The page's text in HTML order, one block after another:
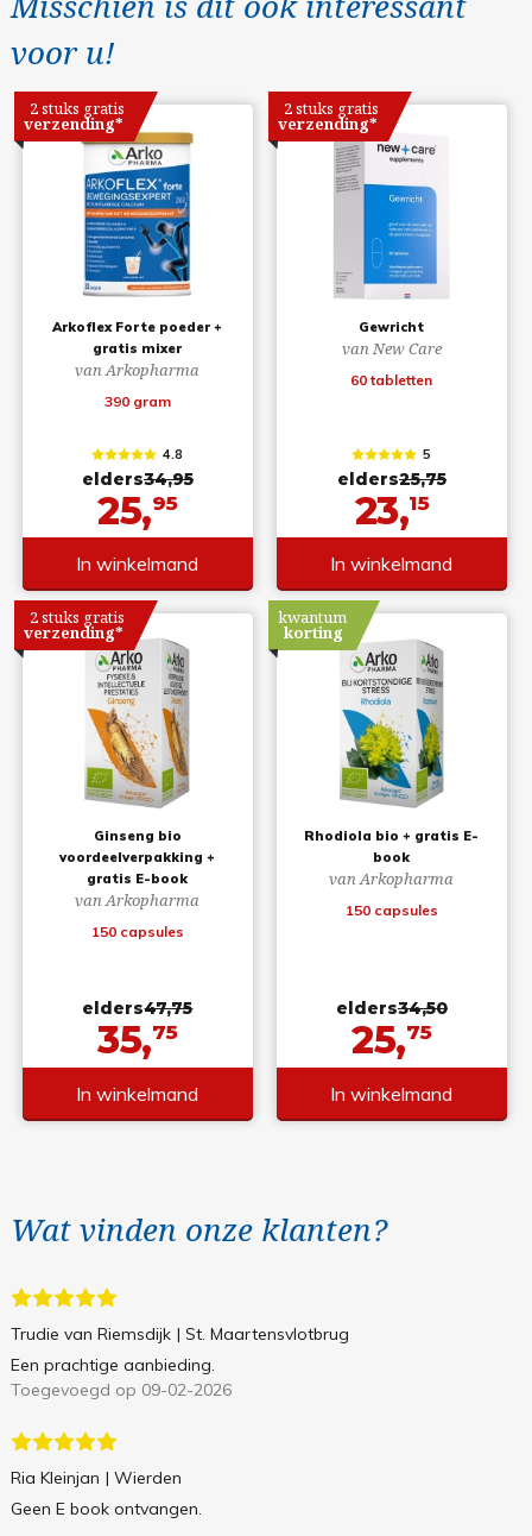
voor u!
Arkoflex Forte poeder +
gratis mixer
van Arkopharma
390 gram
2 stuks gratis
verzending*
4.8
elders34,95
25,95
In winkelmand
Gewricht
van New Care
60 tabletten
2 stuks gratis
verzending*
5
elders25,75
23,15
In winkelmand
Ginseng bio
voordeelverpakking +
gratis E-book
van Arkopharma
150 capsules
2 stuks gratis
verzending*
elders47,75
35,75
In winkelmand
Rhodiola bio + gratis E-
book
van Arkopharma
150 capsules
kwantum
korting
elders34,50
25,75
In winkelmand
Wat vinden onze klanten?
Trudie van Riemsdijk | St. Maartensvlotbrug
Een prachtige aanbieding.
Toegevoegd op 09-02-2026
Ria Kleinjan | Wierden
Geen E book ontvangen.